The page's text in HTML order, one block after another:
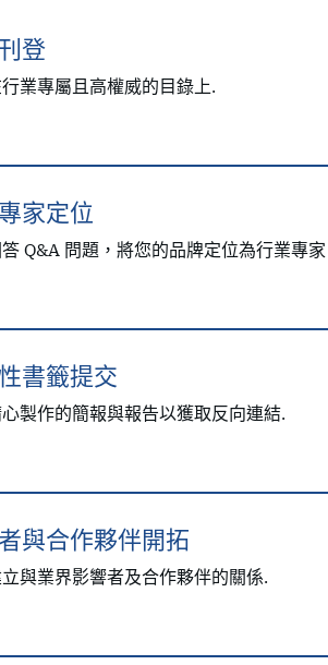
登
業專屬且高權威的目錄上.
家定位
Q&A 問題，將您的品牌定位為行業專家
書籤提交
製作的簡報與報告以獲取反向連結.
與合作夥伴開拓
與業界影響者及合作夥伴的關係.